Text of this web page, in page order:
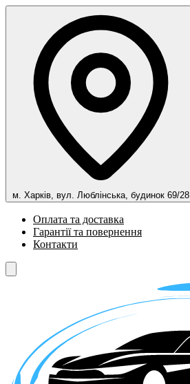
м. Харків, вул. Люблінська, будинок 69/28
Оплата та доставка
Гарантії та повернення
Контакти